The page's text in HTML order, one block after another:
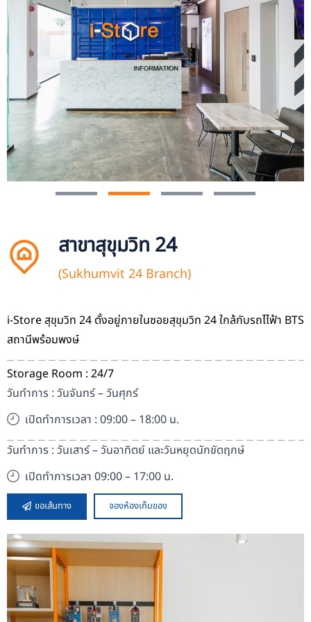
สาขาสุขุมวิท 24
(Sukhumvit 24 Branch)
i-Store สุขุมวิท 24 ตั้งอยู่ภายในซอยสุขุมวิท 24 ใกล้กับรถไไฟ้า BTS
สถานีพร้อมพงษ์
Storage Room : 24/7
วันทำการ : วันจันทร์ – วันศุกร์
เปิดทำการเวลา : 09:00 – 18:00 น.
วันทำการ : วันเสาร์ – วันอาทิตย์ และวันหยุดนักขัตฤกษ์
เปิดทำการเวลา 09:00 – 17:00 น.
ขอเส้นทาง จองห้องเก็บของ